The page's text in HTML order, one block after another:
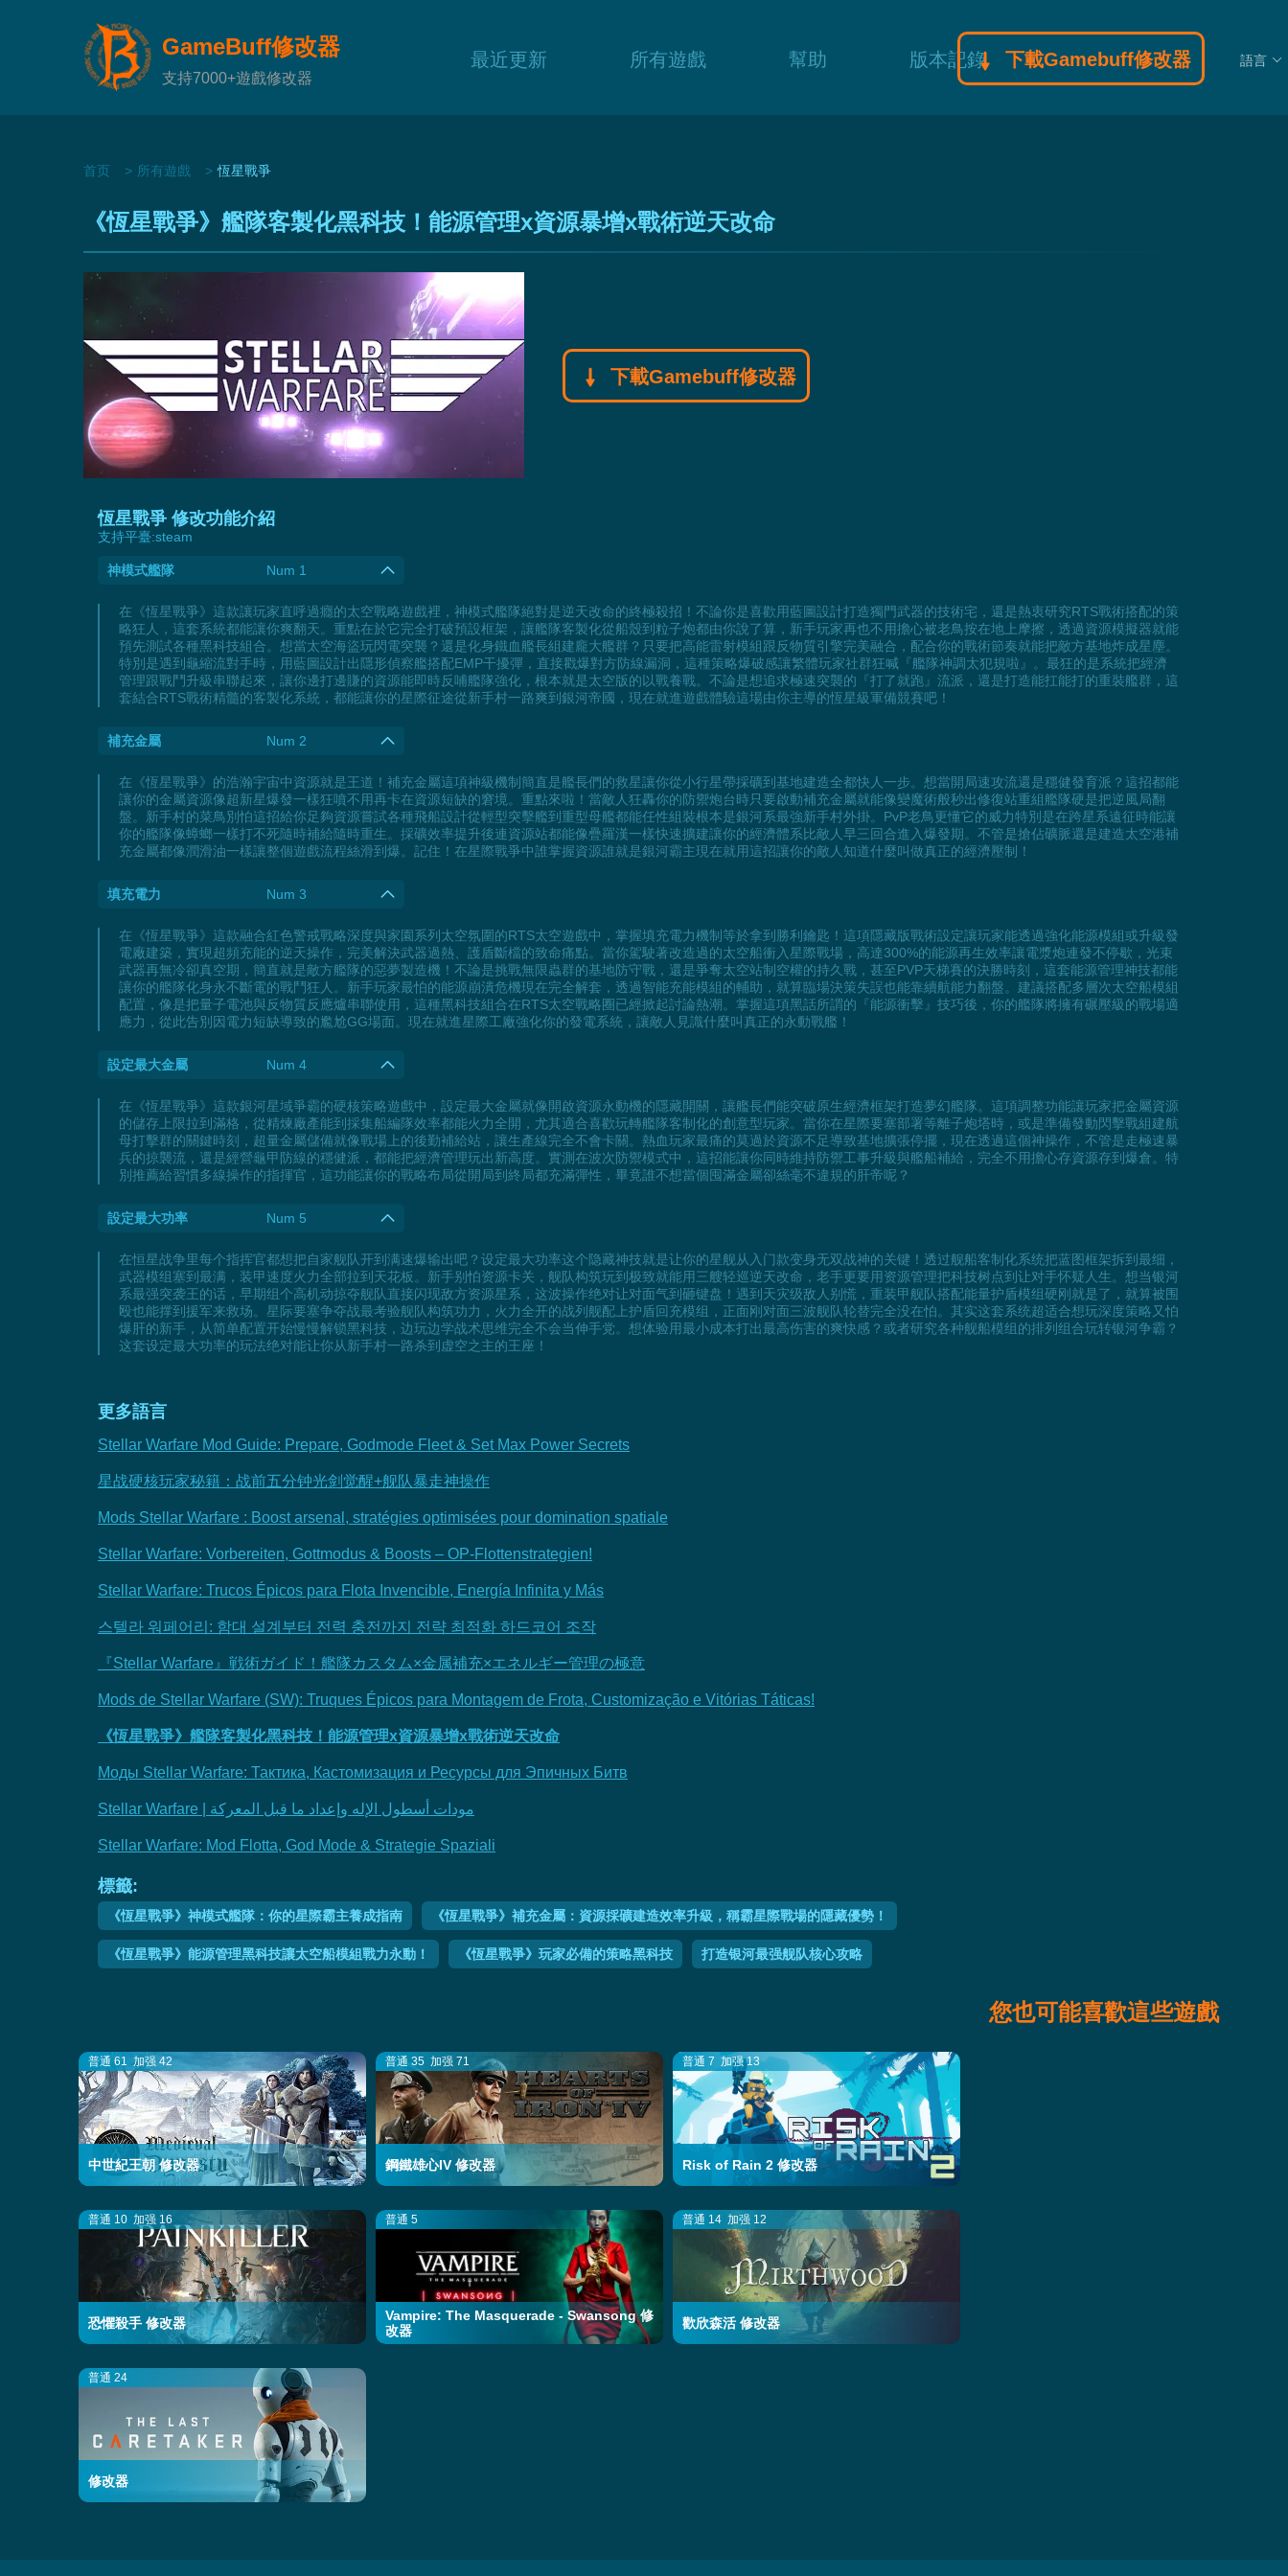
GameBuff修改器
支持7000+遊戲修改器
最近更新 所有遊戲 幫助 版本記錄 下載Gamebuff修改器 語言
首页 所有遊戲 恆星戰爭
《恆星戰爭》艦隊客製化黑科技！能源管理x資源暴增x戰術逆天改命
下載Gamebuff修改器
恆星戰爭 修改功能介紹
支持平臺:steam
神模式艦隊 Num 1
在《恆星戰爭》這款讓玩家直呼過癮的太空戰略遊戲裡，神模式艦隊絕對是逆天改命的終極殺招！不論你是喜歡用藍圖設計打造獨門武器的技術宅，還是熱衷研究RTS戰術搭配的策
略狂人，這套系統都能讓你爽翻天。重點在於它完全打破預設框架，讓艦隊客製化從船殼到粒子炮都由你說了算，新手玩家再也不用擔心被老鳥按在地上摩擦，透過資源模擬器就能
預先測試各種黑科技組合。想當太空海盜玩閃電突襲？還是化身鐵血艦長組建龐大艦群？只要把高能雷射模組跟反物質引擎完美融合，配合你的戰術節奏就能把敵方基地炸成星塵。
特別是遇到龜縮流對手時，用藍圖設計出隱形偵察艦搭配EMP干擾彈，直接戳爆對方防線漏洞，這種策略爆破感讓繁體玩家社群狂喊『艦隊神調太犯規啦』。最狂的是系統把經濟
管理跟戰鬥升級串聯起來，讓你邊打邊賺的資源能即時反哺艦隊強化，根本就是太空版的以戰養戰。不論是想追求極速突襲的『打了就跑』流派，還是打造能扛能打的重裝艦群，這
套結合RTS戰術精髓的客製化系統，都能讓你的星際征途從新手村一路爽到銀河帝國，現在就進遊戲體驗這場由你主導的恆星級軍備競賽吧！
補充金屬 Num 2
在《恆星戰爭》的浩瀚宇宙中資源就是王道！補充金屬這項神級機制簡直是艦長們的救星讓你從小行星帶採礦到基地建造全都快人一步。想當開局速攻流還是穩健發育派？這招都能
讓你的金屬資源像超新星爆發一樣狂噴不用再卡在資源短缺的窘境。重點來啦！當敵人狂轟你的防禦炮台時只要啟動補充金屬就能像變魔術般秒出修復站重組艦隊硬是把逆風局翻
盤。新手村的菜鳥別怕這招給你足夠資源嘗試各種飛船設計從輕型突擊艦到重型母艦都能任性組裝根本是銀河系最強新手村外掛。PvP老鳥更懂它的威力特別是在跨星系遠征時能讓
你的艦隊像蟑螂一樣打不死隨時補給隨時重生。採礦效率提升後連資源站都能像疊羅漢一樣快速擴建讓你的經濟體系比敵人早三回合進入爆發期。不管是搶佔礦脈還是建造太空港補
充金屬都像潤滑油一樣讓整個遊戲流程絲滑到爆。記住！在星際戰爭中誰掌握資源誰就是銀河霸主現在就用這招讓你的敵人知道什麼叫做真正的經濟壓制！
填充電力 Num 3
在《恆星戰爭》這款融合紅色警戒戰略深度與家園系列太空氛圍的RTS太空遊戲中，掌握填充電力機制等於拿到勝利鑰匙！這項隱藏版戰術設定讓玩家能透過強化能源模組或升級發
電廠建築，實現超頻充能的逆天操作，完美解決武器過熱、護盾斷檔的致命痛點。當你駕駛著改造過的太空船衝入星際戰場，高達300%的能源再生效率讓電漿炮連發不停歇，光束
武器再無冷卻真空期，簡直就是敵方艦隊的惡夢製造機！不論是挑戰無限蟲群的基地防守戰，還是爭奪太空站制空權的持久戰，甚至PVP天梯賽的決勝時刻，這套能源管理神技都能
讓你的艦隊化身永不斷電的戰鬥狂人。新手玩家最怕的能源崩潰危機現在完全解套，透過智能充能模組的輔助，就算臨場決策失誤也能靠續航能力翻盤。建議搭配多層次太空船模組
配置，像是把量子電池與反物質反應爐串聯使用，這種黑科技組合在RTS太空戰略圈已經掀起討論熱潮。掌握這項黑話所謂的『能源衝擊』技巧後，你的艦隊將擁有碾壓級的戰場適
應力，從此告別因電力短缺導致的尷尬GG場面。現在就進星際工廠強化你的發電系統，讓敵人見識什麼叫真正的永動戰艦！
設定最大金屬 Num 4
在《恆星戰爭》這款銀河星域爭霸的硬核策略遊戲中，設定最大金屬就像開啟資源永動機的隱藏開關，讓艦長們能突破原生經濟框架打造夢幻艦隊。這項調整功能讓玩家把金屬資源
的儲存上限拉到滿格，從精煉廠產能到採集船編隊效率都能火力全開，尤其適合喜歡玩轉艦隊客制化的創意型玩家。當你在星際要塞部署等離子炮塔時，或是準備發動閃擊戰組建航
母打擊群的關鍵時刻，超量金屬儲備就像戰場上的後勤補給站，讓生產線完全不會卡關。熱血玩家最痛的莫過於資源不足導致基地擴張停擺，現在透過這個神操作，不管是走極速暴
兵的掠襲流，還是經營龜甲防線的穩健派，都能把經濟管理玩出新高度。實測在波次防禦模式中，這招能讓你同時維持防禦工事升級與艦船補給，完全不用擔心存資源存到爆倉。特
別推薦給習慣多線操作的指揮官，這功能讓你的戰略布局從開局到終局都充滿彈性，畢竟誰不想當個囤滿金屬卻絲毫不違規的肝帝呢？
設定最大功率 Num 5
在恒星战争里每个指挥官都想把自家舰队开到满速爆输出吧？设定最大功率这个隐藏神技就是让你的星舰从入门款变身无双战神的关键！透过舰船客制化系统把蓝图框架拆到最细，
武器模组塞到最满，装甲速度火力全部拉到天花板。新手别怕资源卡关，舰队构筑玩到极致就能用三艘轻巡逆天改命，老手更要用资源管理把科技树点到让对手怀疑人生。想当银河
系最强突袭王的话，早期组个高机动掠夺舰队直接闪现敌方资源星系，这波操作绝对让对面气到砸键盘！遇到天灾级敌人别慌，重装甲舰队搭配能量护盾模组硬刚就是了，就算被围
殴也能撑到援军来救场。星际要塞争夺战最考验舰队构筑功力，火力全开的战列舰配上护盾回充模组，正面刚对面三波舰队轮替完全没在怕。其实这套系统超适合想玩深度策略又怕
爆肝的新手，从简单配置开始慢慢解锁黑科技，边玩边学战术思维完全不会当伸手党。想体验用最小成本打出最高伤害的爽快感？或者研究各种舰船模组的排列组合玩转银河争霸？
这套设定最大功率的玩法绝对能让你从新手村一路杀到虚空之主的王座！
更多語言
Stellar Warfare Mod Guide: Prepare, Godmode Fleet & Set Max Power Secrets
星战硬核玩家秘籍：战前五分钟光剑觉醒+舰队暴走神操作
Mods Stellar Warfare : Boost arsenal, stratégies optimisées pour domination spatiale
Stellar Warfare: Vorbereiten, Gottmodus & Boosts – OP-Flottenstrategien!
Stellar Warfare: Trucos Épicos para Flota Invencible, Energía Infinita y Más
스텔라 워페어리: 함대 설계부터 전력 충전까지 전략 최적화 하드코어 조작
『Stellar Warfare』戦術ガイド！艦隊カスタム×金属補充×エネルギー管理の極意
Mods de Stellar Warfare (SW): Truques Épicos para Montagem de Frota, Customização e Vitórias Táticas!
《恆星戰爭》艦隊客製化黑科技！能源管理x資源暴增x戰術逆天改命
Моды Stellar Warfare: Тактика, Кастомизация и Ресурсы для Эпичных Битв
Stellar Warfare | مودات أسطول الإله وإعداد ما قبل المعركة
Stellar Warfare: Mod Flotta, God Mode & Strategie Spaziali
標籤:
《恆星戰爭》神模式艦隊：你的星際霸主養成指南 《恆星戰爭》補充金屬：資源採礦建造效率升級，稱霸星際戰場的隱藏優勢！
《恆星戰爭》能源管理黑科技讓太空船模組戰力永動！ 《恆星戰爭》玩家必備的策略黑科技 打造银河最强舰队核心攻略
您也可能喜歡這些遊戲
普通 61 加强 42
中世紀王朝 修改器
普通 35 加强 71
鋼鐵雄心IV 修改器
普通 7 加强 13
Risk of Rain 2 修改器
普通 10 加强 16
恐懼殺手 修改器
普通 5
Vampire: The Masquerade - Swansong 修
改器
普通 14 加强 12
歡欣森活 修改器
普通 24
修改器